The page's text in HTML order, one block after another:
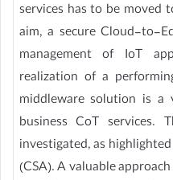
services has to be moved
aim, a secure Cloud-to-
management of IoT
realization of a
middleware solution is
business CoT
investigated, as
(CSA). A valuable